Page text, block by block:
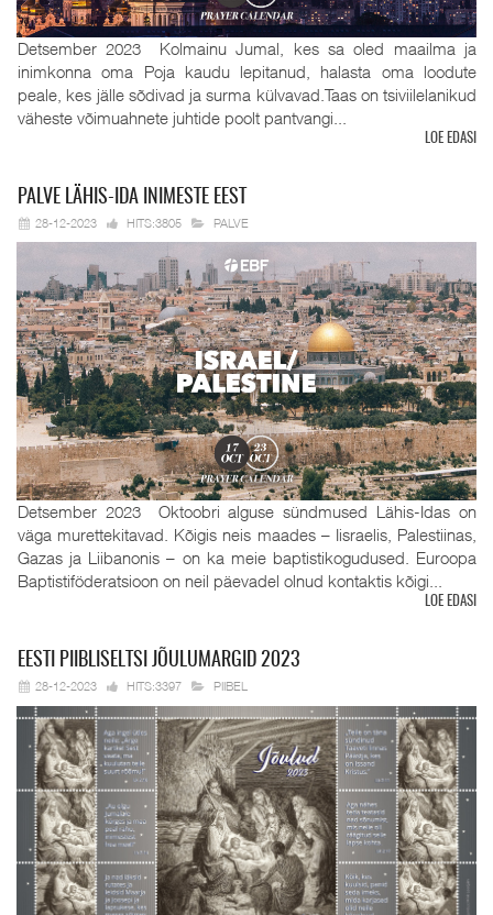
Detsember 2023 Kolmainu Jumal, kes sa oled maailma ja
inimkonna oma Poja kaudu lepitanud, halasta oma loodute
peale, kes jälle sõdivad ja surma külvavad.Taas on tsiviilelanikud
väheste võimuahnete juhtide poolt pantvangi...
LOE EDASI
PALVE LÄHIS-IDA INIMESTE EEST
28-12-2023 HITS:3805 PALVE
Detsember 2023 Oktoobri alguse sündmused Lähis-Idas on
väga murettekitavad. Kõigis neis maades – Iisraelis, Palestiinas,
Gazas ja Liibanonis – on ka meie baptistikogudused. Euroopa
Baptistiföderatsioon on neil päevadel olnud kontaktis kõigi...
LOE EDASI
EESTI PIIBLISELTSI JÕULUMARGID 2023
28-12-2023 HITS:3397 PIIBEL